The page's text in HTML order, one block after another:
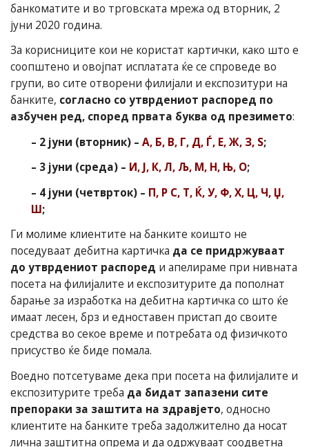
банкоматите и во трговската мрежа од вторник, 2
јуни 2020 година.
За корисниците кои не користат картички, како што е
соопштено и овојпат исплатата ќе се спроведе во
групи, во сите отворени филијали и експозитури на
банките, согласно со утврдениот распоред по
азбучен ред, според првата буква од презимето:
– 2 јуни (вторник) – А, Б, В, Г, Д, Ѓ, Е, Ж, З, Ѕ;
– 3 јуни (среда) – И, Ј, К, Л, Љ, М, Н, Њ, О;
– 4 јуни (четврток) – П, Р С, Т, Ќ, У, Ф, Х, Ц, Ч, Џ,
Ш;
Ги молиме клиентите на банките коишто не
поседуваат дебитна картичка да се придржуваат
до утврдениот распоред и апелираме при нивната
посета на филијалите и експозитурите да пополнат
барање за изработка на дебитна картичка со што ќе
имаат лесен, брз и едноставен пристап до своите
средства во секое време и потребата од физичкото
присуство ќе биде помала.
Воедно потсетуваме дека при посета на филијалите и
експозитурите треба да бидат запазени сите
препораки за заштита на здравјето, односно
клиентите на банките треба задолжително да носат
лична заштитна опрема и да одржуваат соодветна